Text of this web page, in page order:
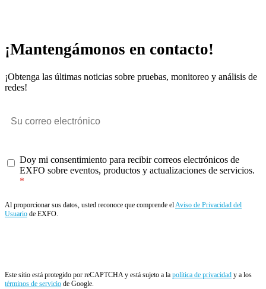
¡Mantengámonos en contacto!
¡Obtenga las últimas noticias sobre pruebas, monitoreo y análisis de
redes!
Doy mi consentimiento para recibir correos electrónicos de
EXFO sobre eventos, productos y actualizaciones de servicios.
Al proporcionar sus datos, usted reconoce que comprende elAviso de Privacidad del
Usuario de EXFO.
Este sitio está protegido por reCAPTCHA y está sujeto a la política de privacidad y a los
términos de servicio de Google.